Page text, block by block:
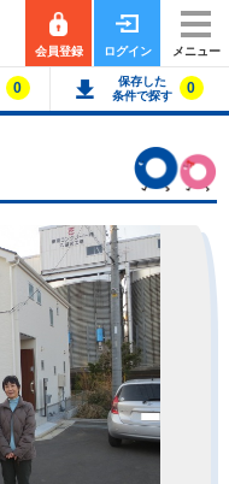
会員登録 ログイン メニュー
0
保存した
条件で探す
0